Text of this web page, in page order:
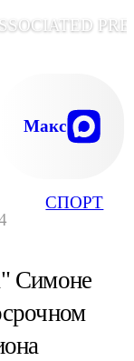
СПОРТ
Макс
Симоне